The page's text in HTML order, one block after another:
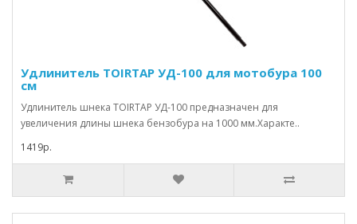
Удлинитель TOIRTAP УД-100 для мотобура 100
см
Удлинитель шнека TOIRTAP УД-100 предназначен для
увеличения длины шнека бензобура на 1000 мм.Характе..
1419р.